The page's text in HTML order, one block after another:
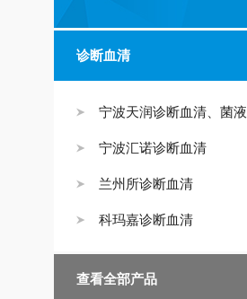
诊断血清
宁波天润诊断血清、菌液
宁波汇诺诊断血清
兰州所诊断血清
科玛嘉诊断血清
查看全部产品